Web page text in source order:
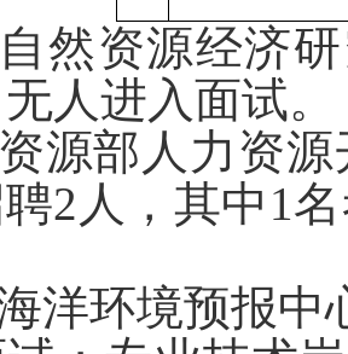
然资源经济
人进入面试。
源部人力资
2人，其中1
洋环境预报中